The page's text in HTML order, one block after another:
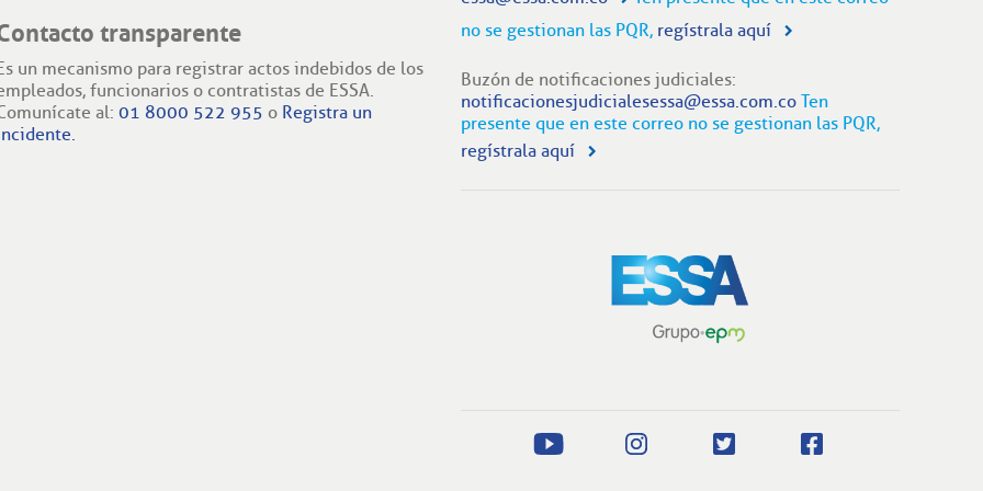
transparente
un mecanismo para registrar actos indebidos de los
funcionarios o contratistas de ESSA.
al: 01 8000 522 955 o Registra un
no se gestionan las PQR, regístrala aquí
Buzón de notificaciones judiciales:
notificacionesjudicialesessa@essa.com.co Ten
presente que en este correo no se gestionan las PQR,
regístrala aquí